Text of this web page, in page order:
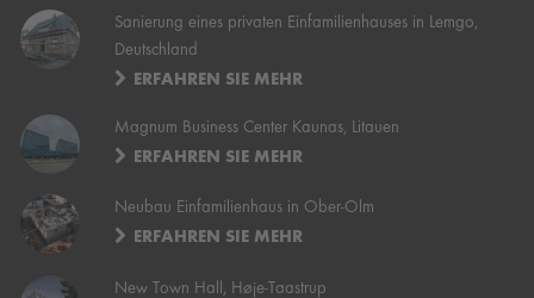
Sanierung eines privaten Einfamilienhauses in Lemgo,
Deutschland
ERFAHREN SIE MEHR
Magnum Business Center Kaunas, Litauen
ERFAHREN SIE MEHR
Neubau Einfamilienhaus in Ober-Olm
ERFAHREN SIE MEHR
New Town Hall, Høje-Taastrup